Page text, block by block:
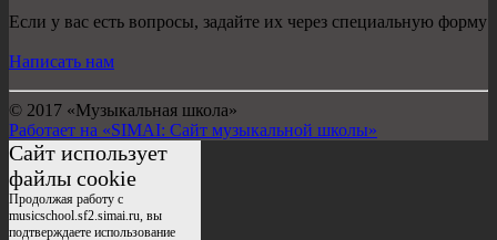
Если у вас есть вопросы, задайте их через специальную форму
Написать нам
© 2017 «Музыкальная школа»
Работает на «SIMAI: Сайт музыкальной школы»
Сайт использует
файлы cookie
Продолжая работу с
musicschool.sf2.simai.ru, вы
подтверждаете использование